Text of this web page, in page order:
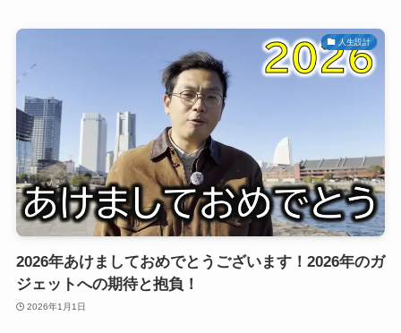
人生設計
2026年あけましておめでとうございます！2026年のガ
ジェットへの期待と抱負！
2026年1月1日